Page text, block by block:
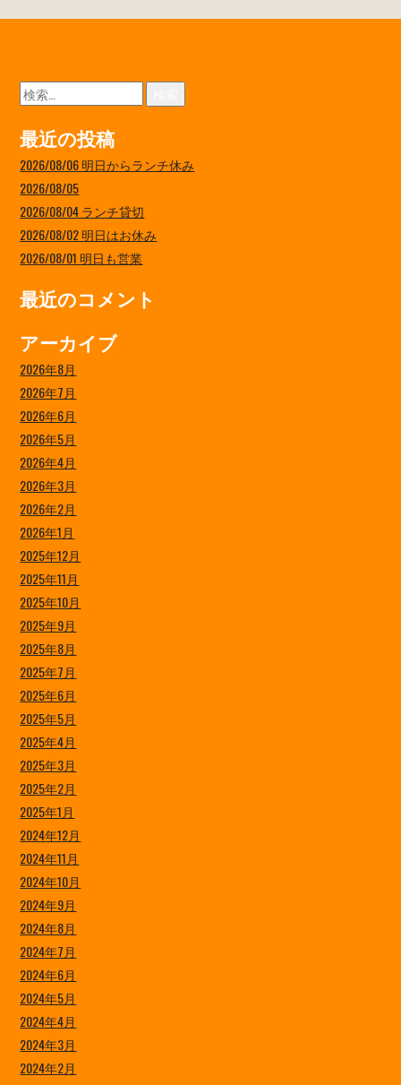
検
索:
最近の投稿
2026/08/06 明日からランチ休み
2026/08/05
2026/08/04 ランチ貸切
2026/08/02 明日はお休み
2026/08/01 明日も営業
最近のコメント
アーカイブ
2026年8月
2026年7月
2026年6月
2026年5月
2026年4月
2026年3月
2026年2月
2026年1月
2025年12月
2025年11月
2025年10月
2025年9月
2025年8月
2025年7月
2025年6月
2025年5月
2025年4月
2025年3月
2025年2月
2025年1月
2024年12月
2024年11月
2024年10月
2024年9月
2024年8月
2024年7月
2024年6月
2024年5月
2024年4月
2024年3月
2024年2月